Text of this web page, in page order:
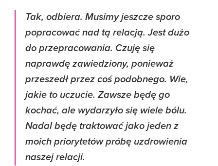
Tak, odbiera. Musimy jeszcze sporo
popracować nad tą relacją. Jest dużo
do przepracowania. Czuję się
naprawdę zawiedziony, ponieważ
przeszedł przez coś podobnego. Wie,
jakie to uczucie. Zawsze będę go
kochać, ale wydarzyło się wiele bólu.
Nadal będę traktować jako jeden z
moich priorytetów próbę uzdrowienia
naszej relacji.